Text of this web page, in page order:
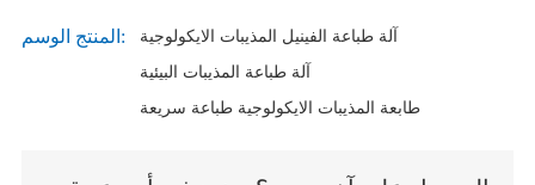
المنتج الوسم:
آلة طباعة الفينيل المذيبات الايكولوجية
آلة طباعة المذيبات البيئية
طابعة المذيبات الايكولوجية طباعة سريعة